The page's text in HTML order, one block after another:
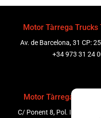
Motor Tàrrega Trucks
Av. de Barcelona, 31 CP:
+34 973 31 24
Motor Tàrrega Trucks
C/ Ponent 8, Pol. Ind. Sant